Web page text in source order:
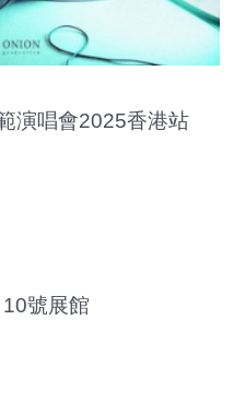
演唱會2025香港站
號展館